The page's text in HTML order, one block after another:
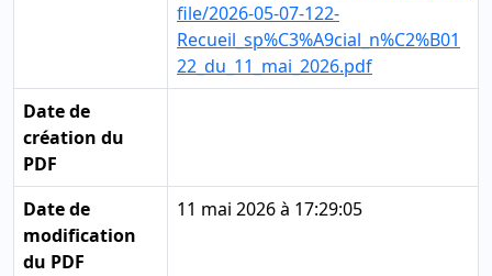
file/2026-05-07-122-
Recueil_sp%C3%A9cial_n%C2%B01
22_du_11_mai_2026.pdf
Date de
création du
PDF
Date de
modification
du PDF
11 mai 2026 à 17:29:05